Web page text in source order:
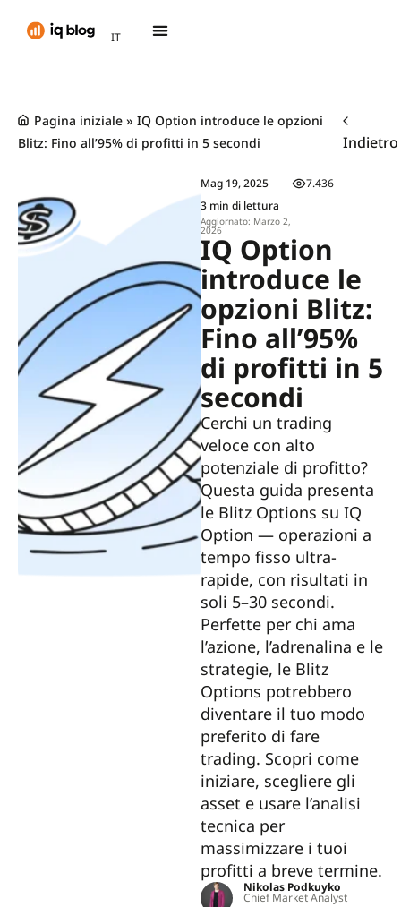
IT
TH
Pagina iniziale » IQ Option introduce le opzioni
Blitz: Fino all’95% di profitti in 5 secondi
Indietro
Mag 19, 2025
3 min di lettura
Aggiornato: Marzo 2,
2026
7.436
IQ Option
introduce le
opzioni Blitz:
Fino all’95%
di profitti in 5
secondi
Cerchi un trading
veloce con alto
potenziale di profitto?
Questa guida presenta
le Blitz Options su IQ
Option — operazioni a
tempo fisso ultra-
rapide, con risultati in
soli 5–30 secondi.
Perfette per chi ama
l’azione, l’adrenalina e le
strategie, le Blitz
Options potrebbero
diventare il tuo modo
preferito di fare
trading. Scopri come
iniziare, scegliere gli
asset e usare l’analisi
tecnica per
massimizzare i tuoi
profitti a breve termine.
Nikolas Podkuyko
Chief Market Analyst